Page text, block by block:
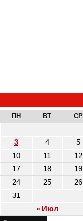
ПН ВТ СР
« Июл
3
4 5
10
11 12
17
18 19
24
25 26
31